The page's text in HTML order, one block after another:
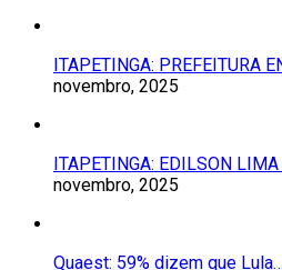
ITAPETINGA: PREFEITURA
novembro, 2025
ITAPETINGA: EDILSON
novembro, 2025
Quaest: 59% dizem que Lula…